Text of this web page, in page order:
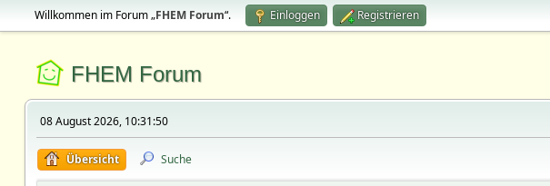
Willkommen im Forum „FHEM Forum“. Einloggen Registrieren
FHEM Forum
08 August 2026, 10:31:50
Übersicht Suche